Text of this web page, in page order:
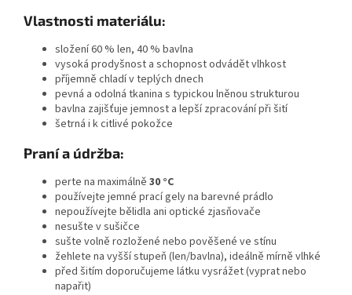
Vlastnosti materiálu:
složení 60 % len, 40 % bavlna
vysoká prodyšnost a schopnost odvádět vlhkost
příjemně chladí v teplých dnech
pevná a odolná tkanina s typickou lněnou strukturou
bavlna zajišťuje jemnost a lepší zpracování při šití
šetrná i k citlivé pokožce
Praní a údržba:
perte na maximálně 30 °C
používejte jemné prací gely na barevné prádlo
nepoužívejte bělidla ani optické zjasňovače
nesušte v sušičce
sušte volně rozložené nebo pověšené ve stínu
žehlete na vyšší stupeň (len/bavlna), ideálně mírně vlhké
před šitím doporučujeme látku vysrážet (vyprat nebo
napařit)